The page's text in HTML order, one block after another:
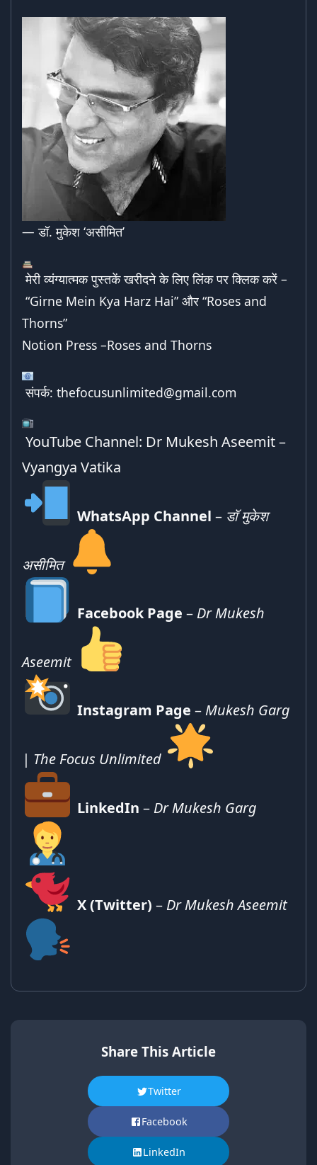
— डॉ. मुकेश ‘असीमित’
मेरी व्यंग्यात्मक पुस्तकें खरीदने के लिए लिंक पर क्लिक करें –
“Girne Mein Kya Harz Hai” और “Roses and
Thorns”
Notion Press –Roses and Thorns
संपर्क: thefocusunlimited@gmail.com
YouTube Channel: Dr Mukesh Aseemit –
Vyangya Vatika
WhatsApp Channel – डॉ मुकेश
असीमित
Facebook Page – Dr Mukesh
Aseemit
Instagram Page – Mukesh Garg
| The Focus Unlimited
LinkedIn – Dr Mukesh Garg
X (Twitter) – Dr Mukesh Aseemit
Share This Article
Twitter
Facebook
LinkedIn